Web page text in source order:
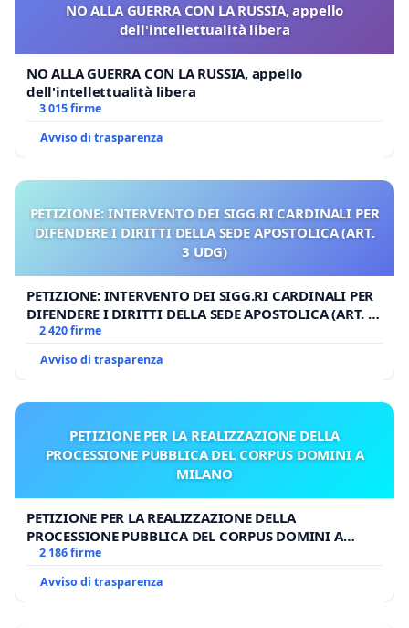
NO ALLA GUERRA CON LA RUSSIA, appello
dell'intellettualità libera
NO ALLA GUERRA CON LA RUSSIA, appello
dell'intellettualità libera
3 015 firme
Avviso di trasparenza
PETIZIONE: INTERVENTO DEI SIGG.RI CARDINALI PER
DIFENDERE I DIRITTI DELLA SEDE APOSTOLICA (ART.
3 UDG)
PETIZIONE: INTERVENTO DEI SIGG.RI CARDINALI PER
DIFENDERE I DIRITTI DELLA SEDE APOSTOLICA (ART. 3
UDG)
2 420 firme
Avviso di trasparenza
PETIZIONE PER LA REALIZZAZIONE DELLA
PROCESSIONE PUBBLICA DEL CORPUS DOMINI A
MILANO
PETIZIONE PER LA REALIZZAZIONE DELLA
PROCESSIONE PUBBLICA DEL CORPUS DOMINI A
MILANO
2 186 firme
Avviso di trasparenza